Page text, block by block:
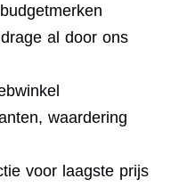
al door ons
waardering
voor laagste prijs